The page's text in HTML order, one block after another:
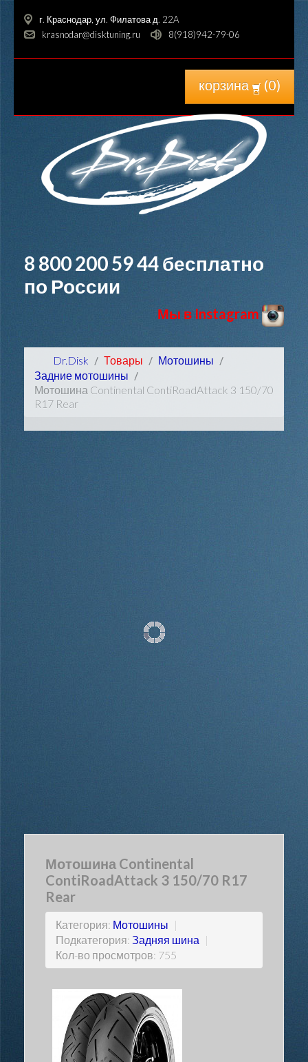
г. Краснодар, ул. Филатова д. 22A
krasnodar@disktuning.ru
8(918)942-79-06
корзина (0)
8 800 200 59 44бесплатно
по России
Мы в Instagram
Dr.Disk Товары
Мотошины
Задние мотошины
Мотошина Continental ContiRoadAttack 3 150/70
R17 Rear
Мотошина Continental
ContiRoadAttack 3 150/70 R17
Rear
Категория: Мотошины |
Подкатегория: Задняя шина |
Кол-во просмотров: 755